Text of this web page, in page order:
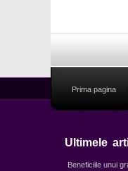
Prima pagina
Ultimele
Beneficiile unui